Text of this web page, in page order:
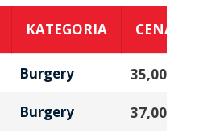
KATEGORIA CENA
Burgery 35,00
Burgery 37,00